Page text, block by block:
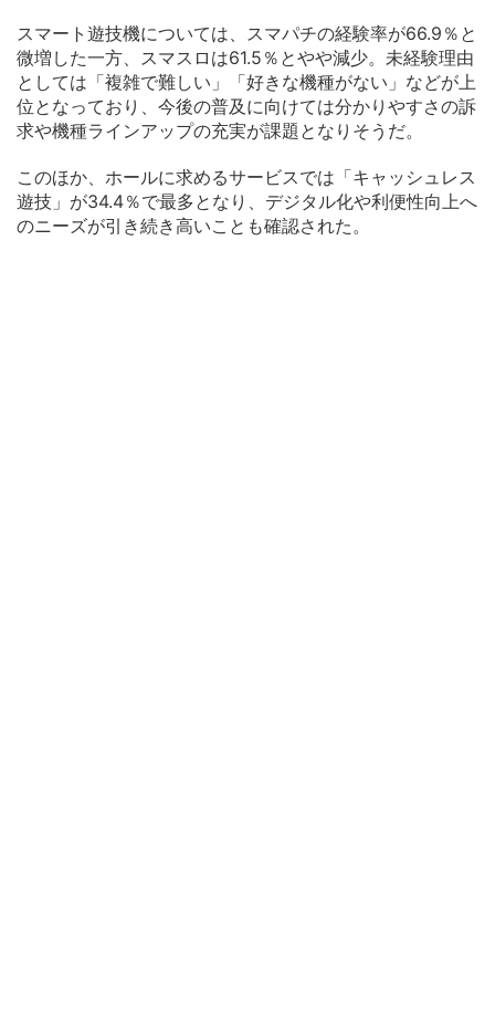
スマート遊技機については、スマパチの経験率が66.9％と
微増した一方、スマスロは61.5％とやや減少。未経験理由
としては「複雑で難しい」「好きな機種がない」などが上
位となっており、今後の普及に向けては分かりやすさの訴
求や機種ラインアップの充実が課題となりそうだ。
このほか、ホールに求めるサービスでは「キャッシュレス
遊技」が34.4％で最多となり、デジタル化や利便性向上へ
のニーズが引き続き高いことも確認された。